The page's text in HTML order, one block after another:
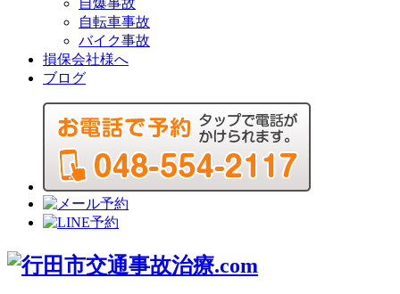
自爆事故
自転車事故
バイク事故
損保会社様へ
ブログ